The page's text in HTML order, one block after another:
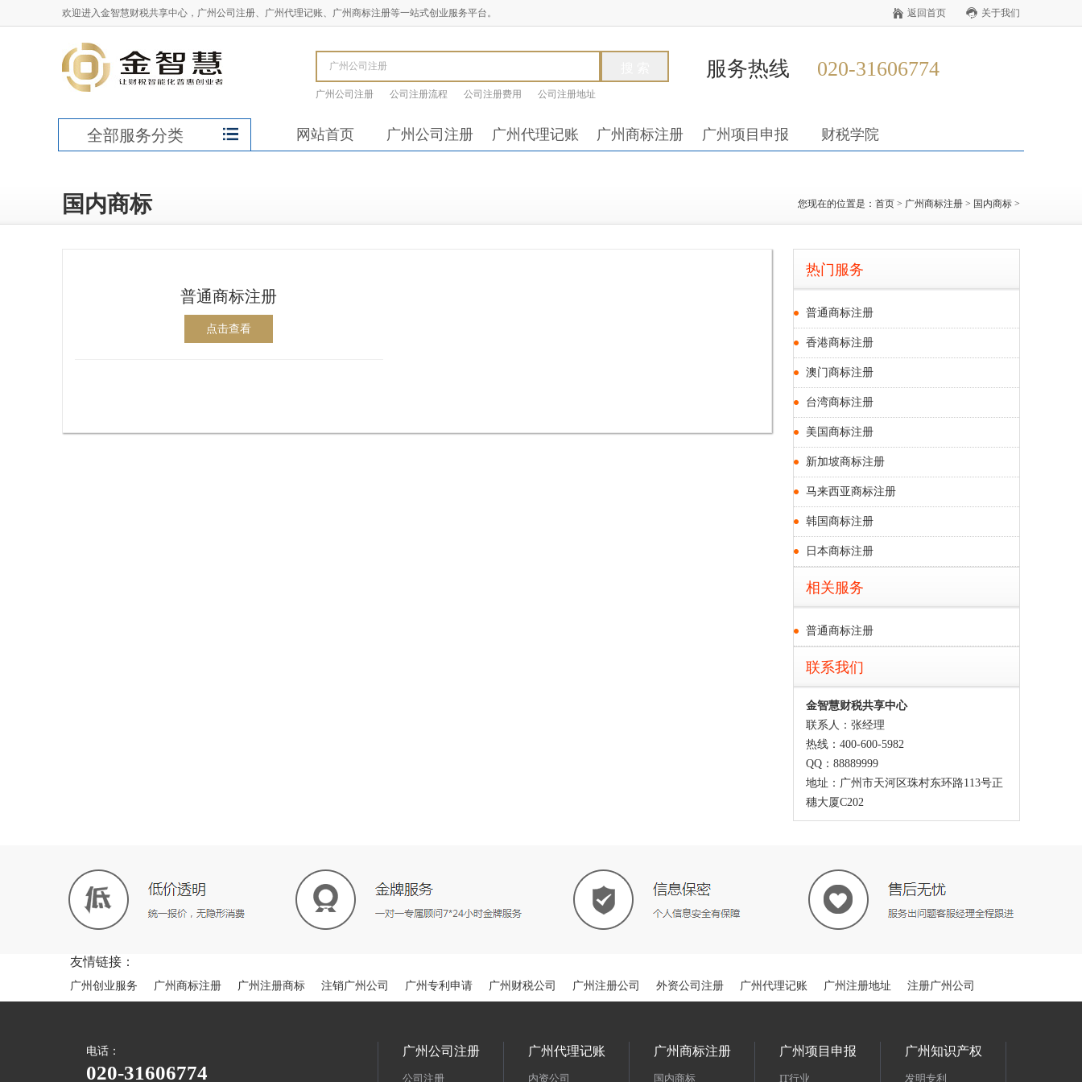
欢迎进入金智慧财税共享中心，广州公司注册、广州代理记账、广州商标注册等一站式创业服务平台。 返回首页 关于我们
广州公司注册 公司注册流程 公司注册费用 公司注册地址
服务热线 020-31606774
网站首页 广州公司注册 广州代理记账 广州商标注册 广州项目申报 财税学院
全部服务分类
国内商标 您现在的位置是： 首页 > 广州商标注册 > 国内商标 >
普通商标注册
点击查看
热门服务
普通商标注册
香港商标注册
澳门商标注册
台湾商标注册
美国商标注册
新加坡商标注册
马来西亚商标注册
韩国商标注册
日本商标注册
相关服务
普通商标注册
联系我们
金智慧财税共享中心
联系人：张经理
热线：400-600-5982
QQ：88889999
地址：广州市天河区珠村东环路113号正
穗大厦C202
友情链接：
广州创业服务 广州商标注册 广州注册商标 注销广州公司 广州专利申请 广州财税公司 广州注册公司 外资公司注册 广州代理记账 广州注册地址 注册广州公司
电话：
020-31606774
广州公司注册
公司注册
广州代理记账
内资公司
广州商标注册
国内商标
广州项目申报
IT行业
广州知识产权
发明专利